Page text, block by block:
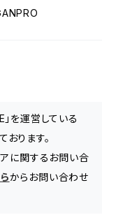
」を運営している
ります。
に関するお問い合
からお問い合わせ